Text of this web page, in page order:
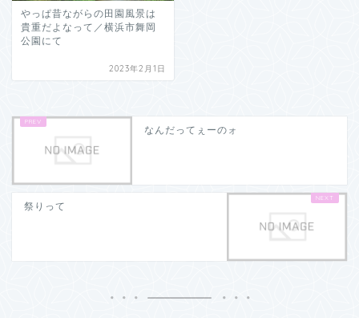
やっぱ昔ながらの田園風景は
貴重だよなって／横浜市舞岡
公園にて
2023年2月1日
なんだってぇーのォ
祭りって